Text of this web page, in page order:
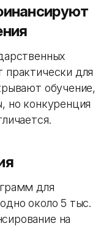
для
обучение,
но конкуренция
для
около 5 тыс.
на